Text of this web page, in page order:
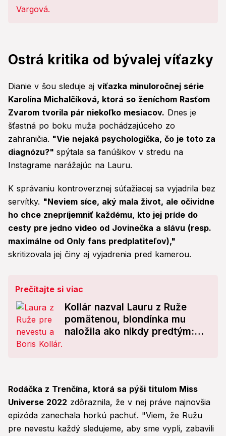
Ostrá kritika od bývalej víťazky
Dianie v šou sleduje aj víťazka minuloročnej série
Karolína Michalčíková, ktorá so ženíchom Rasťom
Zvarom tvorila pár niekoľko mesiacov. Dnes je
šťastná po boku muža pochádzajúceho zo
zahraničia. "Vie nejaká psychologička, čo je toto za
diagnózu?" spýtala sa fanúšikov v stredu na
Instagrame narážajúc na Lauru.
K správaniu kontroverznej súťažiacej sa vyjadrila bez
servítky. "Neviem síce, aký mala život, ale očividne
ho chce znepríjemniť každému, kto jej príde do
cesty pre jedno video od Jovinečka a slávu (resp.
maximálne od Only fans predplatiteľov),"
skritizovala jej činy aj vyjadrenia pred kamerou.
Prečítajte si viac
Kollár nazval Lauru z Ruže
pomätenou, blondínka mu
naložila ako nikdy predtým:
Rodáčka z Trenčína, ktorá sa pýši titulom Miss
Universe 2022 zdôraznila, že v nej práve najnovšia
epizóda zanechala horkú pachuť. "Viem, že Ružu
pre nevestu každý sledujeme, aby sme vypli, zabavili